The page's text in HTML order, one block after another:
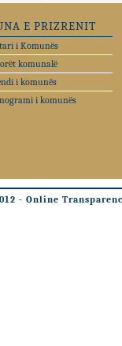
E PRIZRENIT
i Komunës
komunalë
i komunës
i komunës
- Online